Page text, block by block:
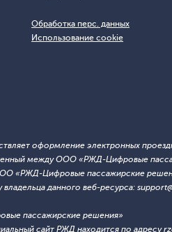
Обработка перс. данных
Использование cookie
оформление электронных
между ООО «РЖД-Цифровые
«РЖД-Цифровые пассажирские
данного веб-ресурса:
пассажирские решения»
сайт РЖД находится по адресу